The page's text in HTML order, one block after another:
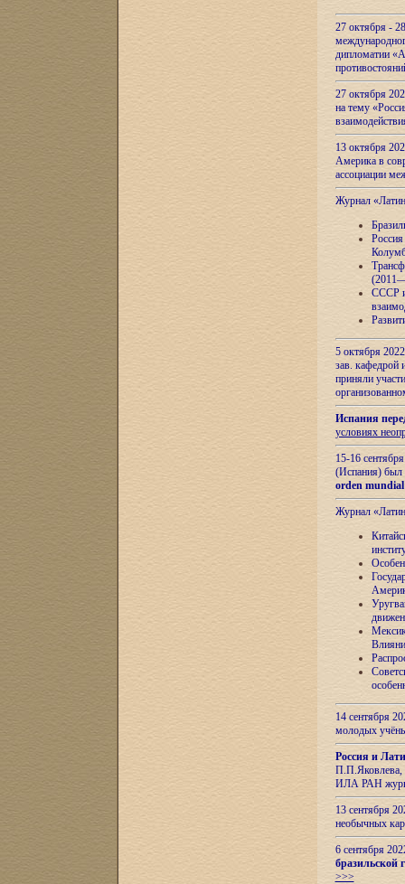
27 октября -
дипломатии
27 октября
на тему
13 октября
Америка в
ассоциации
Журнал
СССР и
5 октября
зав.
приняли
Испания
условиях
15-16
(Испания) был
orden
Журнал
14 сентября
молодых
Россия и
П.П.Яковлева,
ИЛА РАН
13 сентября
необычных
6 сентября
бразильской
>>>